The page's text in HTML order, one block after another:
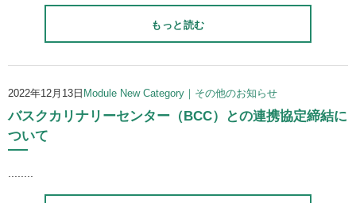
もっと読む
2022年12月13日 Module New Category｜その他のお知らせ
バスクカリナリーセンター（BCC）との連携協定締結に
ついて